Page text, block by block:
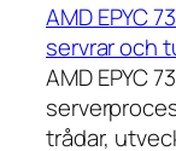
AMD EPYC
servrar och
AMD EPYC
trådar,